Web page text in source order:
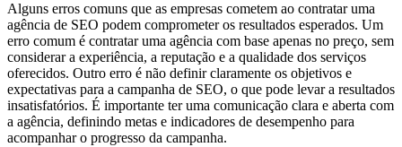
Alguns erros comuns que as empresas cometem ao contratar uma
agência de SEO podem comprometer os resultados esperados. Um
erro comum é contratar uma agência com base apenas no preço, sem
considerar a experiência, a reputação e a qualidade dos serviços
oferecidos. Outro erro é não definir claramente os objetivos e
expectativas para a campanha de SEO, o que pode levar a resultados
insatisfatórios. É importante ter uma comunicação clara e aberta com
a agência, definindo metas e indicadores de desempenho para
acompanhar o progresso da campanha.